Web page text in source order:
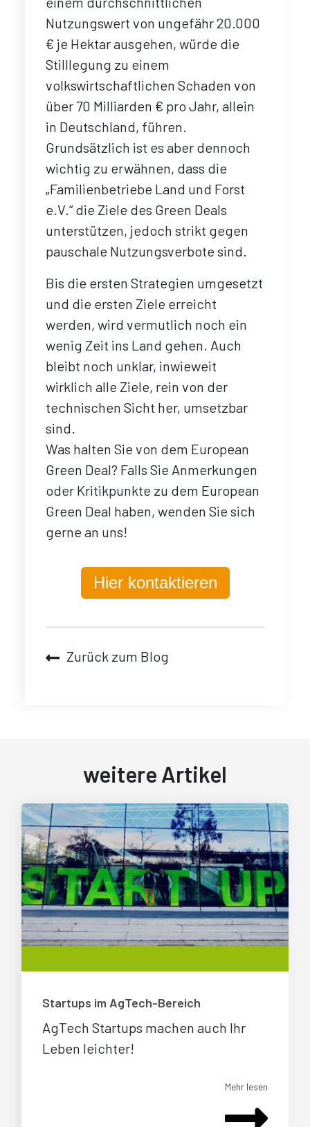
Nutzungswert von ungefähr 20.000
€ je Hektar ausgehen, würde die
Stilllegung zu einem
volkswirtschaftlichen Schaden von
über 70 Milliarden € pro Jahr, allein
in Deutschland, führen.
Grundsätzlich ist es aber dennoch
wichtig zu erwähnen, dass die
„Familienbetriebe Land und Forst
e.V.“ die Ziele des Green Deals
unterstützen, jedoch strikt gegen
pauschale Nutzungsverbote sind.
Bis die ersten Strategien umgesetzt
und die ersten Ziele erreicht
werden, wird vermutlich noch ein
wenig Zeit ins Land gehen. Auch
bleibt noch unklar, inwieweit
wirklich alle Ziele, rein von der
technischen Sicht her, umsetzbar
sind.
Was halten Sie von dem European
Green Deal? Falls Sie Anmerkungen
oder Kritikpunkte zu dem European
Green Deal haben, wenden Sie sich
gerne an uns!
Hier kontaktieren
Zurück zum Blog
weitere Artikel
Startups im AgTech-Bereich
AgTech Startups machen auch Ihr
Leben leichter!
Mehr lesen